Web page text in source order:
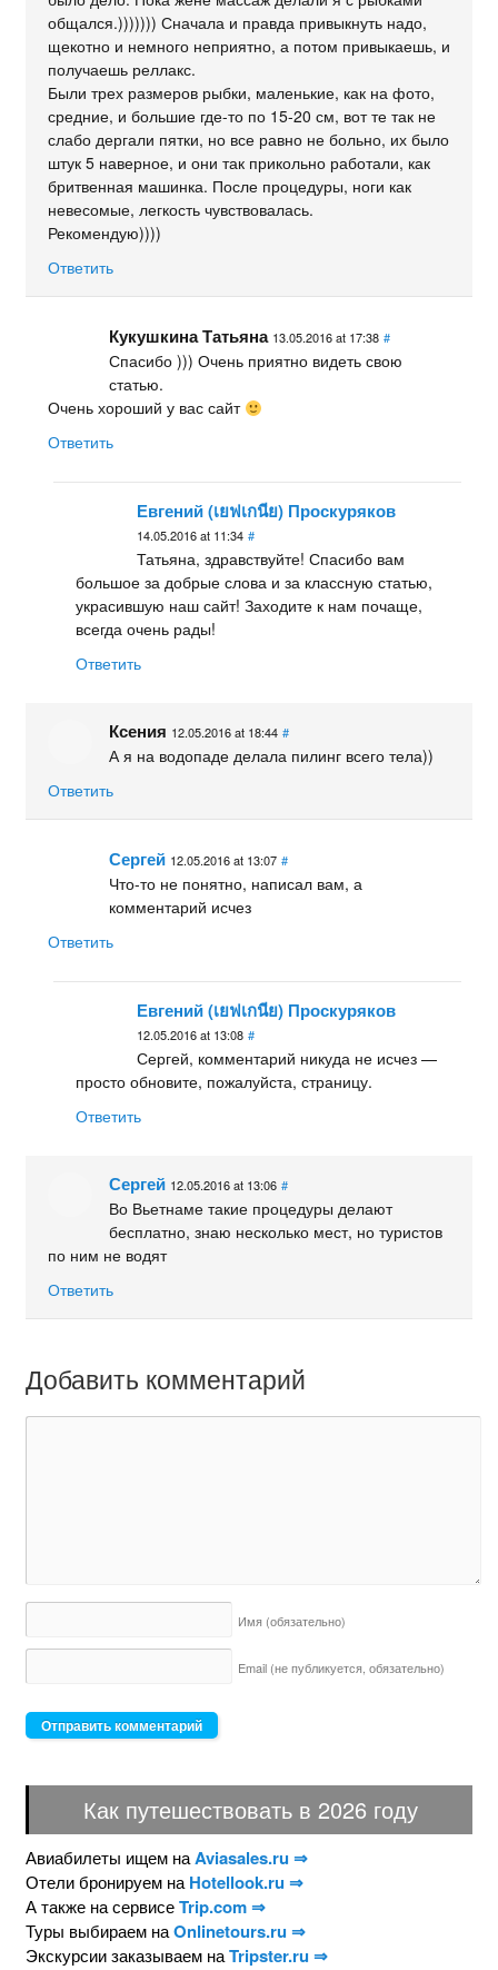
общался.))))))) Сначала и правда привыкнуть надо,
щекотно и немного неприятно, а потом привыкаешь, и
получаешь реллакс.
Были трех размеров рыбки, маленькие, как на фото,
средние, и большие где-то по 15-20 см, вот те так не
слабо дергали пятки, но все равно не больно, их было
штук 5 наверное, и они так прикольно работали, как
бритвенная машинка. После процедуры, ноги как
невесомые, легкость чувствовалась.
Рекомендую))))
Ответить
Кукушкина Татьяна 13.05.2016 at 17:38 #
Спасибо ))) Очень приятно видеть свою
статью.
Очень хороший у вас сайт
Ответить
Евгений (เยฟเกนีย) Проскуряков
14.05.2016 at 11:34 #
Татьяна, здравствуйте! Спасибо вам
большое за добрые слова и за классную статью,
украсившую наш сайт! Заходите к нам почаще,
всегда очень рады!
Ответить
Ксения 12.05.2016 at 18:44 #
А я на водопаде делала пилинг всего тела))
Ответить
Сергей 12.05.2016 at 13:07 #
Что-то не понятно, написал вам, а
комментарий исчез
Ответить
Евгений (เยฟเกนีย) Проскуряков
12.05.2016 at 13:08 #
Сергей, комментарий никуда не исчез —
просто обновите, пожалуйста, страницу.
Ответить
Сергей 12.05.2016 at 13:06 #
Во Вьетнаме такие процедуры делают
бесплатно, знаю несколько мест, но туристов
по ним не водят
Ответить
Добавить комментарий
Имя (обязательно)
Email (не публикуется, обязательно)
Как путешествовать в 2026 году
Авиабилеты ищем наAviasales.ru ⇒
Отели бронируем наHotellook.ru ⇒
А также на сервисеTrip.com ⇒
Туры выбираем наOnlinetours.ru ⇒
Экскурсии заказываем наTripster.ru ⇒